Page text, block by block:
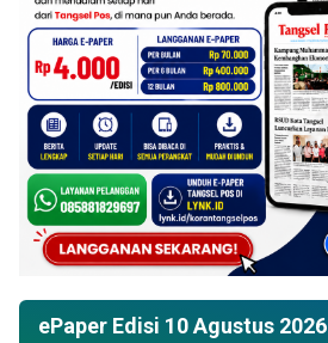
ePaper Edisi 10 Agustus 2026